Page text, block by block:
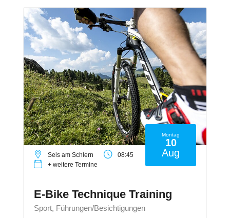
Montag
10
Aug
Seis am Schlern
08:45
+ weitere Termine
E-Bike Technique Training
Sport, Führungen/Besichtigungen